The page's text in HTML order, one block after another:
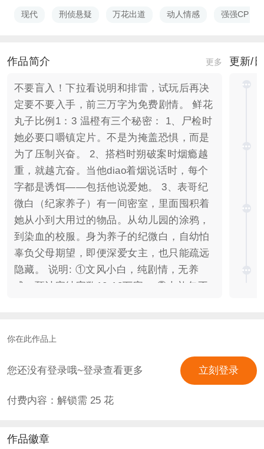
现代 刑侦悬疑 万花出道 动人情感 强强CP
作品简介 更多
不要盲入！下拉看说明和排雷，试玩后再决
定要不要入手，前三万字为免费剧情。 鲜花
丸子比例1：3 温橙有三个秘密： 1、尸检时
她必要口嚼镇定片。不是为掩盖恐惧，而是
为了压制兴奋。 2、搭档时朔破案时烟瘾越
重，就越亢奋。当他diao着烟说话时，每个
字都是诱饵——包括他说爱她。 3、表哥纪
微白（纪家养子）有一间密室，里面囤积着
她从小到大用过的物品。从幼儿园的涂鸦，
到染血的校服。身为养子的纪微白，自幼怕
辜负父母期望，即便深爱女主，也只能疏远
隐藏。 说明: ①文风小白，纯剧情，无养
成，预计完结字数10-13万字。 ②大礼包不
主自小就知道自己是被领养的，女主也是自
职业设定含二创成分。 ②逻辑已托管、考据
dang慎入。 ③男主双洁、戏份不均。 ④角
色行为勿上升作者。 ⑤完结字数十万字出
剧本-书妄言 制作-莹草篱篱 预计完结字数：
更新/
你在此作品上
您还没有登录哦~登录查看更多 立刻登录
付费内容：解锁需 25花
作品徽章